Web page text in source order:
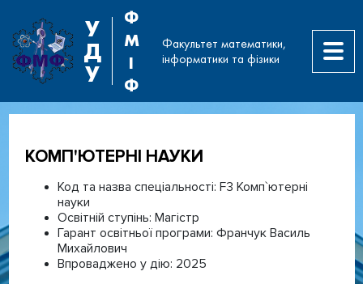
У
Д
У
Ф
М
І
Ф
Факультет математики,
інформатики та фізики
КОМП'ЮТЕРНІ НАУКИ
Код та назва спеціальності: F3 Комп`ютерні
науки
Освітній ступінь: Магістр
Гарант освітньої програми: Франчук Василь
Михайлович
Впроваджено у дію: 2025